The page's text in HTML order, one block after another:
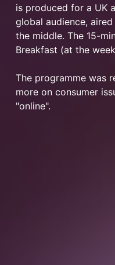
is produced for a UK
global audience,
the middle. The 15-
Breakfast (at the
The programme was
more on consumer
"online".